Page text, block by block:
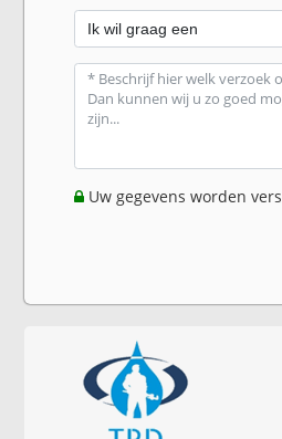
Uw gegevens worden